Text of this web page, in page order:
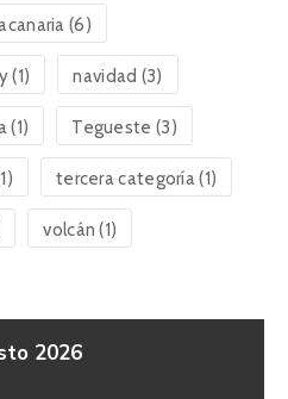
(6)
(1) navidad (3)
(1) Tegueste (3)
tercera categoría(1)
volcán (1)
2026